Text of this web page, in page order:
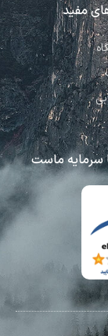
مفید
سرمایه ماست